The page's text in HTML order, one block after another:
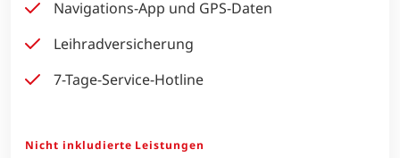
Navigations-App und GPS-Daten
Leihradversicherung
7-Tage-Service-Hotline
Nicht inkludierte Leistungen